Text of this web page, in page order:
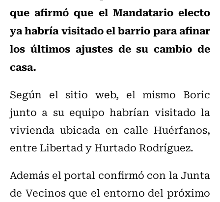
que afirmó que el Mandatario electo
ya habría visitado el barrio para afinar
los últimos ajustes de su cambio de
casa.
Según el sitio web, el mismo Boric
junto a su equipo habrían visitado la
vivienda ubicada en calle Huérfanos,
entre Libertad y Hurtado Rodríguez.
Además el portal confirmó con la Junta
de Vecinos que el entorno del próximo